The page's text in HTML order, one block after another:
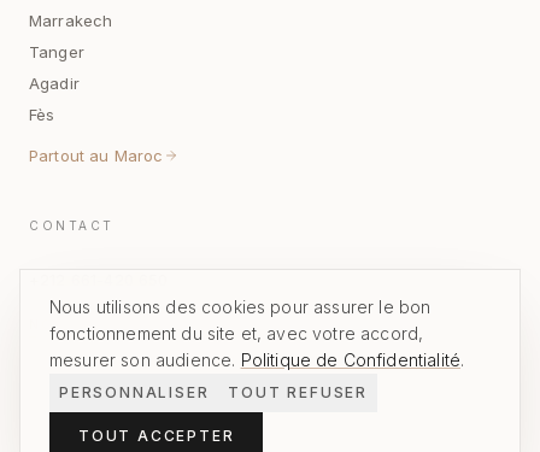
Marrakech
Tanger
Agadir
Fès
Partout au Maroc
CONTACT
NOUS ÉCRIRE
Nos créations prennent place dans des villas privées et espaces
Nous utilisons des cookies pour assurer le bon
fonctionnement du site et, avec votre accord,
mesurer son audience. Politique de Confidentialité.
PERSONNALISER TOUT REFUSER
TOUT ACCEPTER